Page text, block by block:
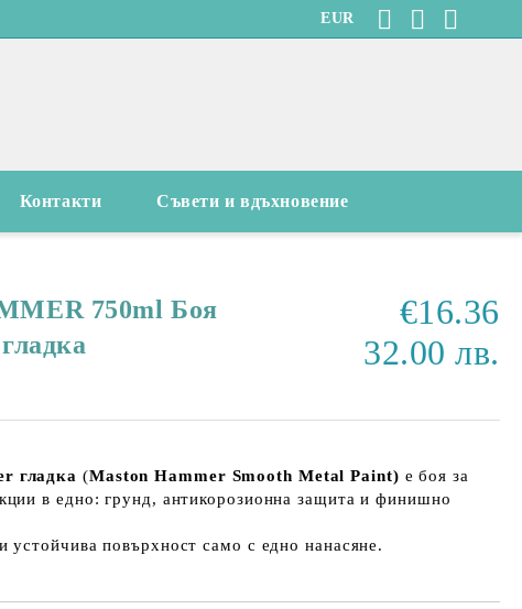
EUR
Контакти Съвети и вдъхновение
750ml Боя
€16.36
32.00 лв.
гладка (Maston Hammer Smooth Metal Paint) е боя за
в едно: грунд, антикорозионна защита и финишно
устойчива повърхност само с едно нанасяне.